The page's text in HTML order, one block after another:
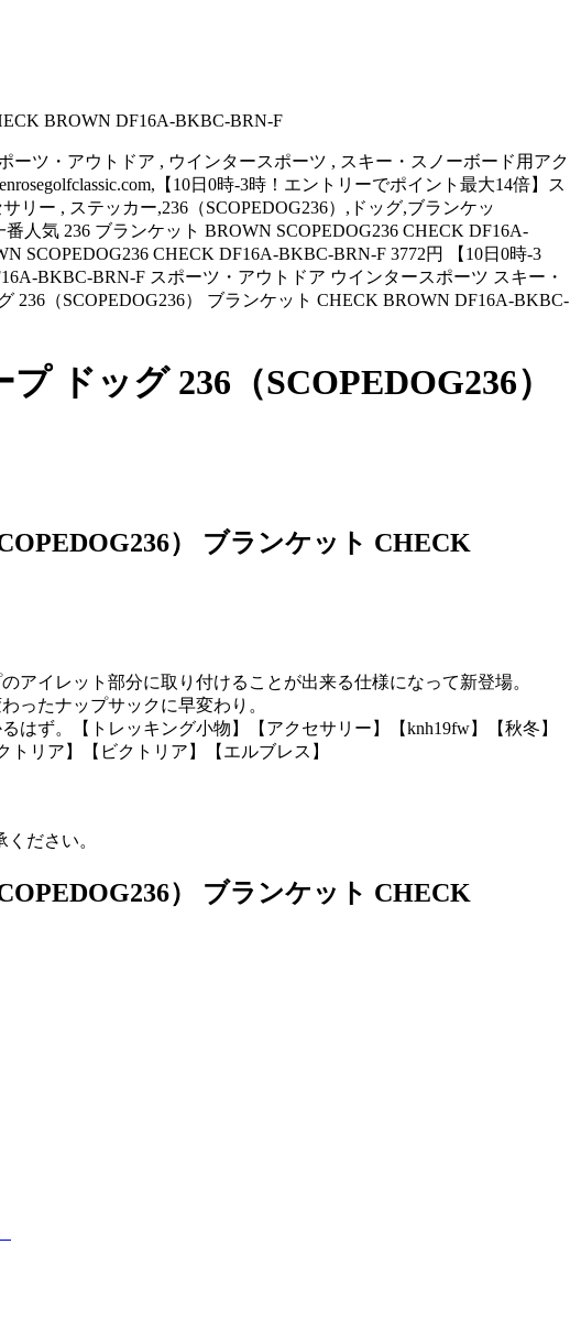
BROWN DF16A-BKBC-BRN-F
ーツ・アウトドア , ウインタースポーツ , スキー・スノーボード用アク
【10日0時-3時！エントリーでポイント最大14倍】ス
ー , ステッカー,236（SCOPEDOG236）,ドッグ,ブランケッ
人気 236 ブランケット BROWN SCOPEDOG236 CHECK DF16A-
SCOPEDOG236 CHECK DF16A-BKBC-BRN-F 3772円 【10日0時-3
BKBC-BRN-F スポーツ・アウトドア ウインタースポーツ スキー・
（SCOPEDOG236） ブランケット CHECK BROWN DF16A-BKBC-
ドッグ 236（SCOPEDOG236）
） ブランケット CHECK
イレット部分に取り付けることが出来る仕様になって新登場。
ったナップサックに早変わり。
ず。【トレッキング小物】【アクセサリー】【knh19fw】【秋冬】
トリア】【ビクトリア】【エルブレス】
ださい。
） ブランケット CHECK